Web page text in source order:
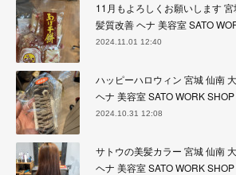
11月もよろしくお願いします
髪質改善 ヘナ 美容室 SATO
2024.11.01 12:40
ハッピーハロウィン 宮城 仙南
ヘナ 美容室 SATO WORK SHOP
2024.10.31 12:08
サトウの美髪カラー 宮城 仙南
ヘナ 美容室 SATO WORK SHOP